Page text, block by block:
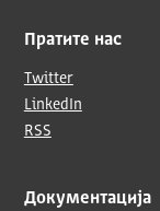
Пратите нас
Twitter
LinkedIn
RSS
Документација